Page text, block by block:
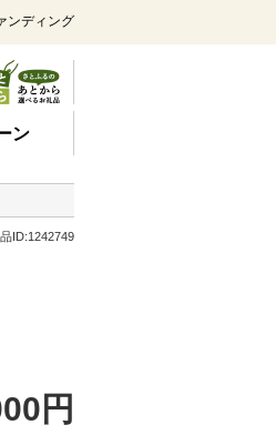
ンディング
ン
ID:1242749
円